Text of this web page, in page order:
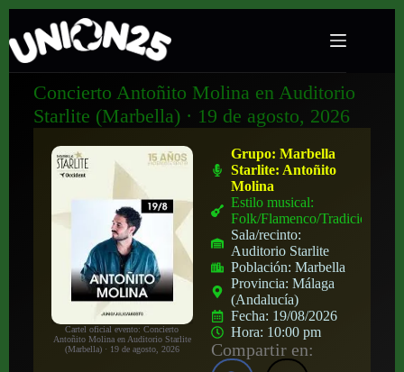
Concierto Antoñito Molina en Auditorio
Starlite (Marbella) · 19 de agosto, 2026
Cartel oficial evento: Concierto
Antoñito Molina en Auditorio Starlite
(Marbella) · 19 de agosto, 2026
Grupo:Marbella
Starlite: Antoñito
Molina
Estilo musical:
Folk/Flamenco/Tradicional
Sala/recinto:
Auditorio Starlite
Población:Marbella
Provincia:Málaga
(Andalucía)
Fecha: 19/08/2026
Hora: 10:00 pm
Compartir en: